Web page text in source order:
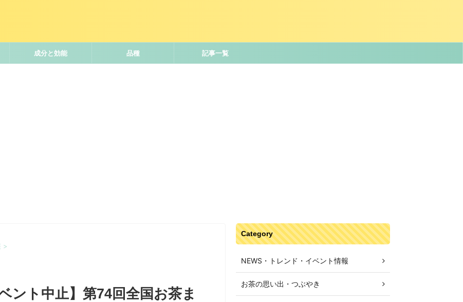
成分と効能 品種 記事一覧
>
ント中止】第74回全国お茶ま
Category
NEWS・トレンド・イベント情報
お茶の思い出・つぶやき